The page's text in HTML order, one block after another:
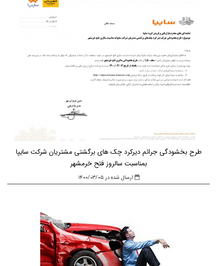
طرح بخشودگی جرائم دیرکرد چک های برگشتی مشتریان شرکت سایپا
بمناسبت سالروز فتح خرمشهر
ارسال شده در ۱۴۰۰/۰۳/۰۵